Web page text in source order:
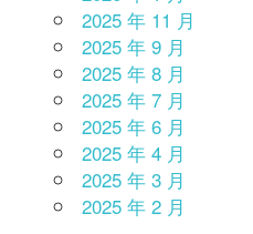
2025 年 11 月
2025 年 9 月
2025 年 8 月
2025 年 7 月
2025 年 6 月
2025 年 4 月
2025 年 3 月
2025 年 2 月